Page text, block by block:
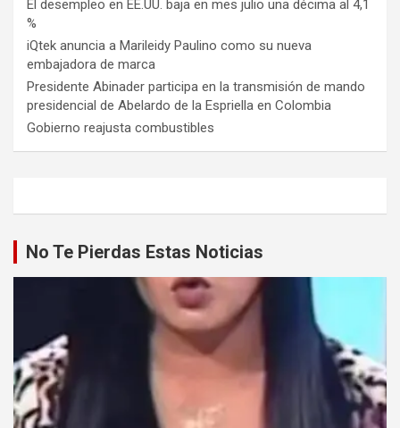
El desempleo en EE.UU. baja en mes julio una décima al 4,1
%
iQtek anuncia a Marileidy Paulino como su nueva
embajadora de marca
Presidente Abinader participa en la transmisión de mando
presidencial de Abelardo de la Espriella en Colombia
Gobierno reajusta combustibles
No Te Pierdas Estas Noticias